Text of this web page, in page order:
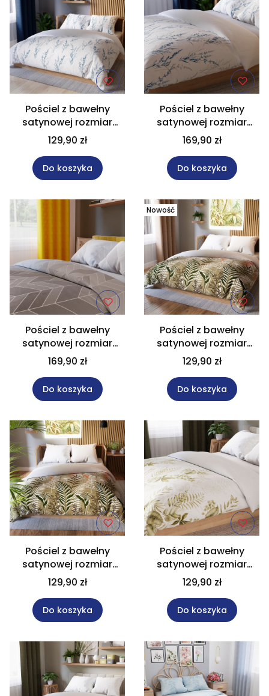
Pościel z bawełny
satynowej rozmiar
160x200 cm SELA
129,90 zł
Do koszyka
Pościel z bawełny
satynowej rozmiar
220x200 cm SELA
169,90 zł
Do koszyka
Pościel z bawełny
satynowej rozmiar
220x200 cm NITTA
169,90 zł
Do koszyka
Nowość
Pościel z bawełny
satynowej rozmiar
220x200 cm FELINA
129,90 zł
Do koszyka
Pościel z bawełny
satynowej rozmiar
160x200 cm FELINA
129,90 zł
Do koszyka
Pościel z bawełny
satynowej rozmiar
220x200 cm LIGIERO
129,90 zł
Do koszyka